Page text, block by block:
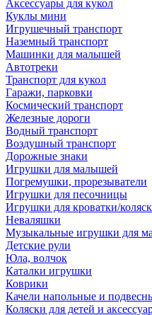
Аксессуары для кукол
Куклы мини
Игрушечный транспорт
Наземный транспорт
Машинки для малышей
Автотреки
Транспорт для кукол
Гаражи, парковки
Космический транспорт
Железные дороги
Водный транспорт
Воздушный транспорт
Дорожные знаки
Игрушки для малышей
Погремушки, прорезыватели
Игрушки для песочницы
Игрушки для кроватки/
Неваляшки
Музыкальные игрушки для
Детские рули
Юла, волчок
Каталки игрушки
Коврики
Качели напольные и
Коляски для детей и